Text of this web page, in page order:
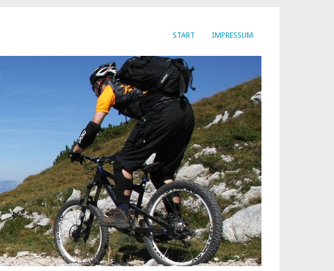
START IMPRESSUM